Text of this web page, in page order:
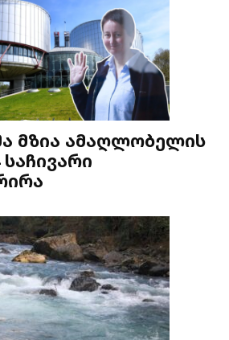
მზია ამაღლობელის
საჩივარი